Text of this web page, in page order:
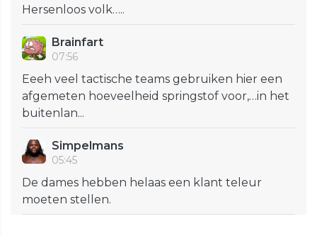
Hersenloos volk…..
Brainfart
07:56
Eeeh veel tactische teams gebruiken hier een
afgemeten hoeveelheid springstof voor,…in het
buitenlan...
Simpelmans
05:45
De dames hebben helaas een klant teleur
moeten stellen.